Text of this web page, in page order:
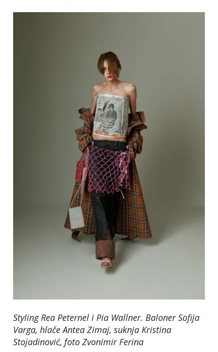
Styling Rea Peternel i Pia Wallner. Baloner Sofija
Varga, hlače Antea Zimaj, suknja Kristina
Stojadinović, foto Zvonimir Ferina